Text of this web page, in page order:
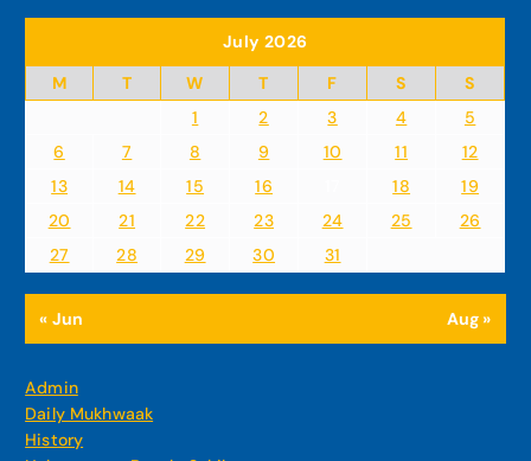
July 2026
M
T W T F S
S
1
2 3 4
5
6
7 8 9 10 11
12
13
14 15 16 18
19
20
21 22 23 24 25
26
27
28 29 30 31
« Jun Aug »
Admin
Daily Mukhwaak
History